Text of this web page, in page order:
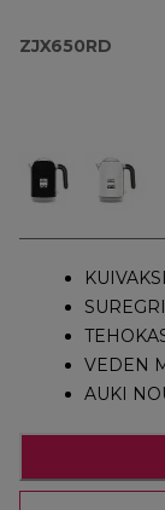
ZJX650RD
VEDEN
AUKI